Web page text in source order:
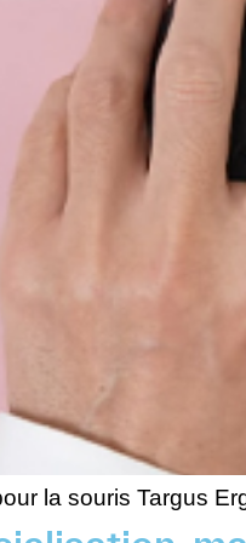
la souris Targus